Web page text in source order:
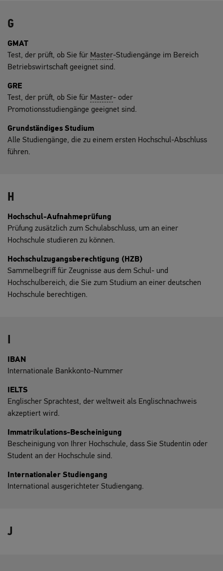
G
GMAT
Test, der prüft, ob Sie für Master-Studiengänge im Bereich
Betriebswirtschaft geeignet sind.
GRE
Test, der prüft, ob Sie für Master- oder
Promotionsstudiengänge geeignet sind.
Grundständiges Studium
Alle Studiengänge, die zu einem ersten Hochschul-Abschluss
führen.
H
Hochschul-Aufnahmeprüfung
Prüfung zusätzlich zum Schulabschluss, um an einer
Hochschule studieren zu können.
Hochschulzugangsberechtigung (HZB)
Sammelbegriff für Zeugnisse aus dem Schul- und
Hochschulbereich, die Sie zum Studium an einer deutschen
Hochschule berechtigen.
IBAN
Internationale Bankkonto-Nummer
IELTS
Englischer Sprachtest, der weltweit als Englischnachweis
akzeptiert wird.
Immatrikulations-Bescheinigung
Bescheinigung von Ihrer Hochschule, dass Sie Studentin oder
Student an der Hochschule sind.
Internationaler Studiengang
International ausgerichteter Studiengang.
J